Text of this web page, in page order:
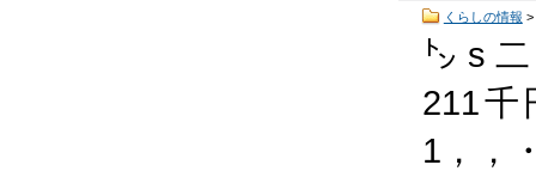
くらしの情報 >
㌧ s
211
1，